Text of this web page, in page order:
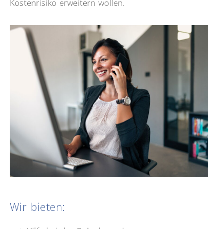
Kostenrisiko erweitern wollen.
Wir bieten: